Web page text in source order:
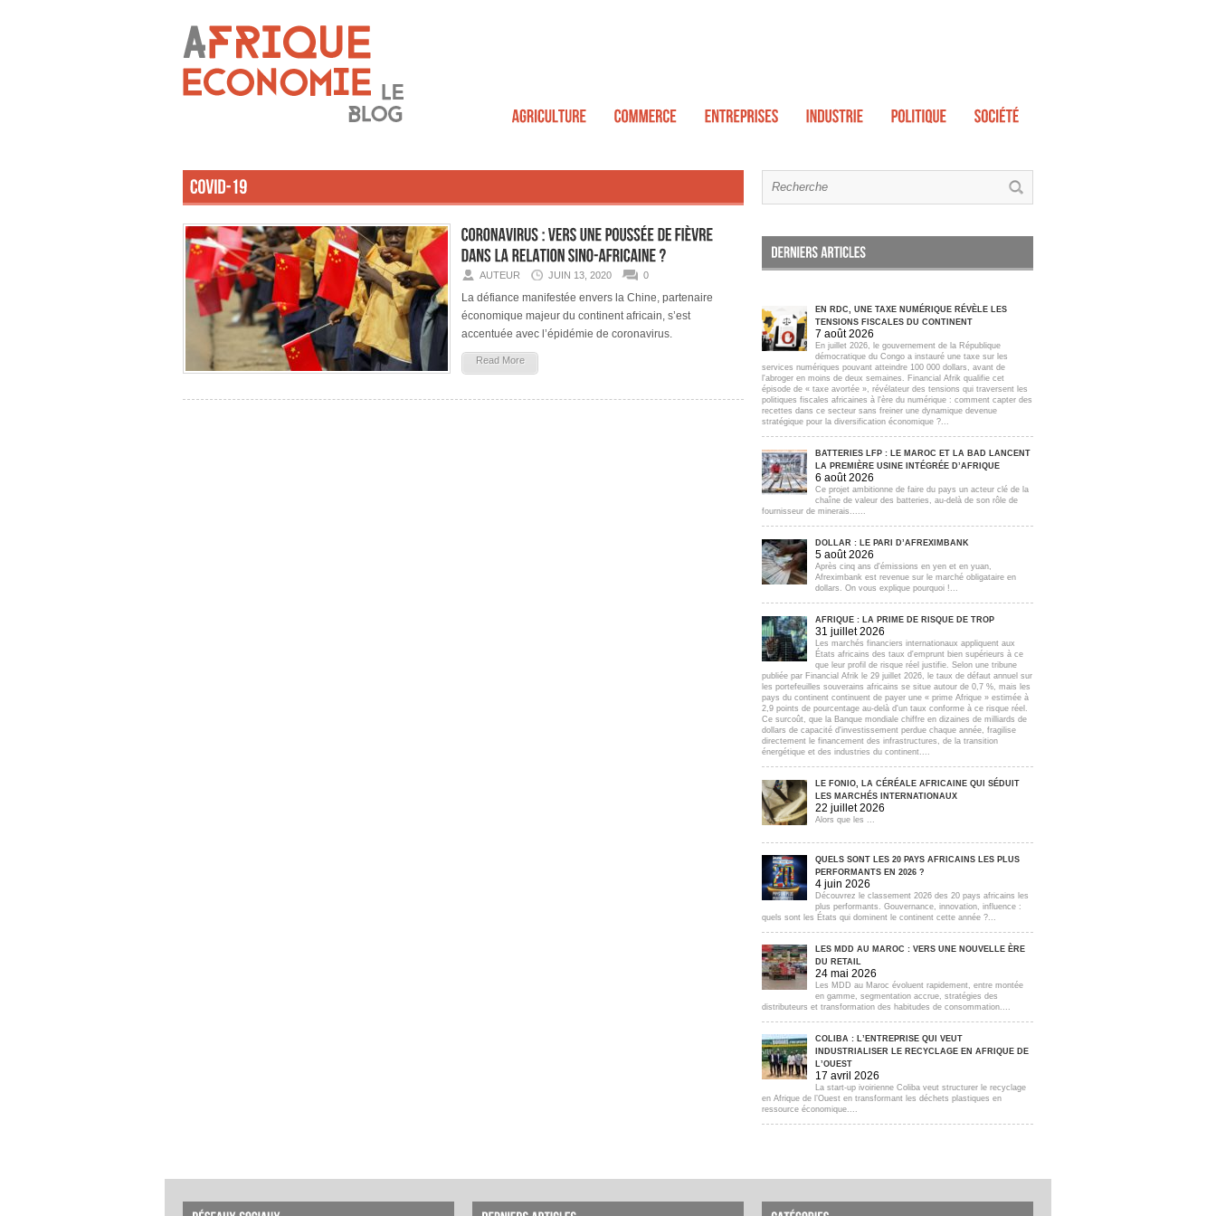
AUTEUR JUIN 13, 2020 0
La défiance manifestée envers la Chine, partenaire
économique majeur du continent africain, s’est
accentuée avec l’épidémie de coronavirus.
Read More
EN RDC, UNE TAXE NUMÉRIQUE RÉVÈLE LES
TENSIONS FISCALES DU CONTINENT
7 août 2026
En juillet 2026, le gouvernement de la République
démocratique du Congo a instauré une taxe sur les
services numériques pouvant atteindre 100 000 dollars, avant de
l'abroger en moins de deux semaines. Financial Afrik qualifie cet
épisode de « taxe avortée », révélateur des tensions qui traversent les
politiques fiscales africaines à l'ère du numérique : comment capter des
recettes dans ce secteur sans freiner une dynamique devenue
stratégique pour la diversification économique ?...
BATTERIES LFP : LE MAROC ET LA BAD LANCENT
LA PREMIÈRE USINE INTÉGRÉE D’AFRIQUE
6 août 2026
Ce projet ambitionne de faire du pays un acteur clé de la
chaîne de valeur des batteries, au-delà de son rôle de
fournisseur de minerais......
DOLLAR : LE PARI D’AFREXIMBANK
5 août 2026
Après cinq ans d'émissions en yen et en yuan,
Afreximbank est revenue sur le marché obligataire en
dollars. On vous explique pourquoi !...
AFRIQUE : LA PRIME DE RISQUE DE TROP
31 juillet 2026
Les marchés financiers internationaux appliquent aux
États africains des taux d'emprunt bien supérieurs à ce
que leur profil de risque réel justifie. Selon une tribune
publiée par Financial Afrik le 29 juillet 2026, le taux de défaut annuel sur
les portefeuilles souverains africains se situe autour de 0,7 %, mais les
pays du continent continuent de payer une « prime Afrique » estimée à
2,9 points de pourcentage au-delà d'un taux conforme à ce risque réel.
Ce surcoût, que la Banque mondiale chiffre en dizaines de milliards de
dollars de capacité d'investissement perdue chaque année, fragilise
directement le financement des infrastructures, de la transition
énergétique et des industries du continent....
LE FONIO, LA CÉRÉALE AFRICAINE QUI SÉDUIT
LES MARCHÉS INTERNATIONAUX
22 juillet 2026
Alors que les ...
QUELS SONT LES 20 PAYS AFRICAINS LES PLUS
PERFORMANTS EN 2026 ?
4 juin 2026
Découvrez le classement 2026 des 20 pays africains les
plus performants. Gouvernance, innovation, influence :
quels sont les États qui dominent le continent cette année ?...
LES MDD AU MAROC : VERS UNE NOUVELLE ÈRE
DU RETAIL
24 mai 2026
Les MDD au Maroc évoluent rapidement, entre montée
en gamme, segmentation accrue, stratégies des
distributeurs et transformation des habitudes de consommation....
COLIBA : L’ENTREPRISE QUI VEUT
INDUSTRIALISER LE RECYCLAGE EN AFRIQUE DE
L’OUEST
17 avril 2026
La start-up ivoirienne Coliba veut structurer le recyclage
en Afrique de l’Ouest en transformant les déchets plastiques en
ressource économique....